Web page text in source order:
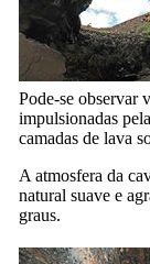
Pode-se observar
impulsionadas
camadas de lava
A atmosfera da
natural suave e
graus.